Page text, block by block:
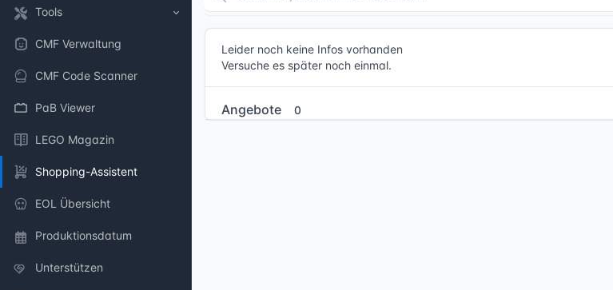
Tools
CMF Verwaltung
CMF Code Scanner
PaB Viewer
LEGO Magazin
Shopping-Assistent
EOL Übersicht
Produktionsdatum
Unterstützen
Leider noch keine Infos vorhanden
Versuche es später noch einmal.
Angebote 0